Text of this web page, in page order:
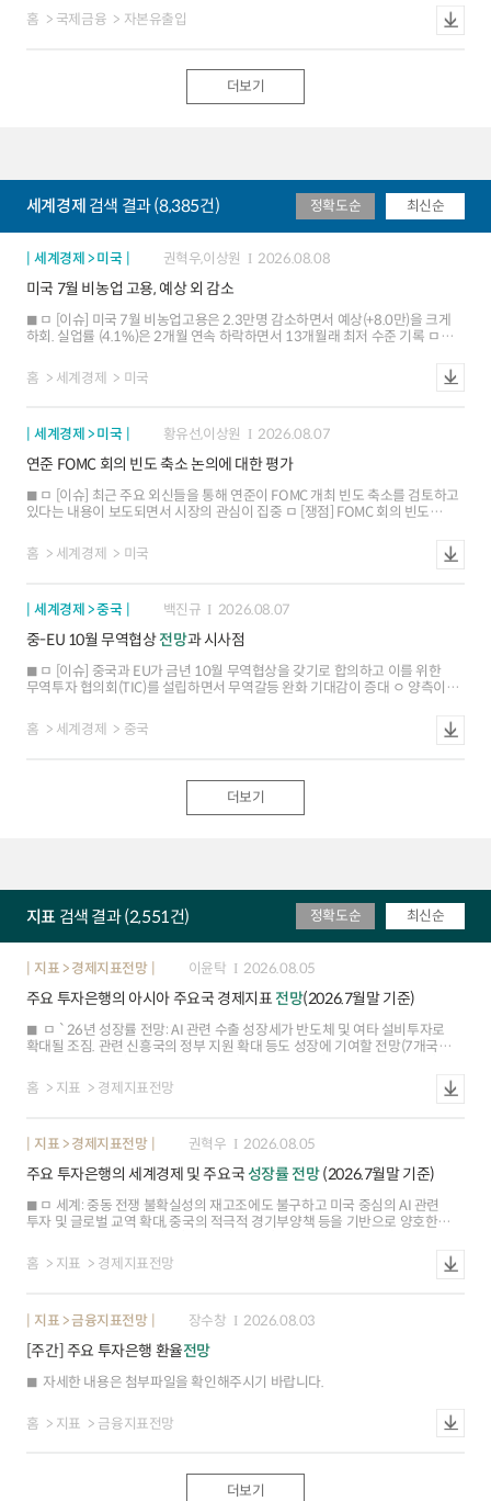
강세를 뒷받침하는 가운데, 증시 호조에 따른 자본유입도 달러화에 긍정적. 다만
보유액도 `24.8월 $17.2조에서 `26.5월 $24.5조로 확대. 해당 자금의
유입세는 AI 익스포저 확보 성격이며, 환헤지 비중이 크지 않은 것으로 평가 ㅁ
등을 통한 AI 익스포져 확대 ▲디지털 보안 관련 주식에 대한 관심 고조 등
홈 국제금융 자본유출입
더보기
세계경제 검색 결과 (8,385건) 정확도순 최신순
세계경제 > 미국 권혁우,이상원 2026.08.08
미국 7월 비농업 고용, 예상 외 감소
ㅁ [이슈] 미국 7월 비농업고용은 2.3만명 감소하면서 예상(+8.0만)을 크게
하회. 실업률 (4.1%)은 2개월 연속 하락하면서 13개월래 최저 수준 기록 ㅁ
추세가 재개되는 조짐. 실업률 하락은 주로 노동 공급 감소(경제활동참가율
하락 등)에 기인 ㅁ [시사점] 금번 고용 부진에도 불구하고 연준은 물가에 초점을
홈 세계경제 미국
세계경제 > 미국 황유선,이상원 2026.08.07
연준 FOMC 회의 빈도 축소 논의에 대한 평가
ㅁ [이슈] 최근 주요 외신들을 통해 연준이 FOMC 개최 빈도 축소를 검토하고
있다는 내용이 보도되면서 시장의 관심이 집중 ㅁ [쟁점] FOMC 회의 빈도
개최 빈도를 변경한 선례가 존재 ㅁ [평가] 연준이 FOMC 회의 빈도 또는 일정을
조정할 유인은 존재. 단, 시장에서는 통화정책 투명성 저하 등에 따른 혼란을
홈 세계경제 미국
세계경제 > 중국 백진규 2026.08.07
중-EU 10월 무역협상전망과 시사점
ㅁ [이슈] 중국과 EU가 금년 10월 무역협상을 갖기로 합의하고 이를 위한
무역투자 협의회(TIC)를 설립하면서 무역갈등 완화 기대감이 증대 ㅇ 양측이
배경] 유럽의 대중 무역적자가 크게 확대되면서 산업경쟁력 약화, 고용 불안
등의 문제가 부각. 또한 대외 불확실성 등으로 중국과 유럽의 협력 필요성도
불균형이 더욱 심화 ㅇ (산업경쟁력 약화) 중국산 저가제품 유입이 유럽
제조업의 가격경쟁을 심화시키면서 관련 산업의 투자 위축과 고용 둔화 등이
가시화되어 이를 조정할 필요 ㅇ (중-EU 협력 필요성) 한편, 미국의 무역규제가
협상이 제한적일 소지 ㅇ (대중 관세조정 전망) EU가 중국산 플러그인
하이브리드차와 화학제품 등의 관세를 인상하고 기존의 철강 우회수출 통제와
전자상거래 규제 등도 강화할 전망 ㅇ (공급망공정무역 협상 난항 예상) 반면, △
희토류 공급 안정 △과잉 보조금 문제 △지식재산권 보호 등은 타협이 어려워
이탈리아 등이 대중 강경 대응을 주장하나, 독일과 스페인 등은 신중한
무역격차가 다소 축소되겠으나, 유럽이 근본적인 대중 의존도를 해소하기는
등으로 유럽과의 제조수출 경쟁이 더욱 치열해지는 한편, 유럽의 대중 의존도도
지속되고 있어 금번 협상 이후에도 견제가 지속될 소지
홈 세계경제 중국
더보기
지표 검색 결과 (2,551건) 정확도순 최신순
지표 > 경제지표전망 이윤탁 2026.08.05
주요 투자은행의 아시아 주요국 경제지표 전망(2026.7월말 기준)
ㅁ `26년 성장률 전망: AI 관련 수출 성장세가 반도체 및 여타 설비투자로
확대될 조짐. 관련 신흥국의 정부 지원 확대 등도 성장에 기여할 전망(7개국▲,
한국(+0.2%p), 인도(+0.2%p), 태국(+0.2%p) 등 상승. 홍콩(-0.1%p) 하락 ㅇ
베트남(0.9%p): 2분기 성장률이 관광객 증가에 따른 소비 회복에 힘입어 8.1%
18.3%2Q 4.6%)와 소비(4.9%2.9%) 등이 둔화. 정부가 외자 유치를 위해
소지
홈 지표 경제지표전망
지표 > 경제지표전망 권혁우 2026.08.05
주요 투자은행의 세계경제 및 주요국성장률전망(2026.7월말 기준)
ㅁ 세계: 중동 전쟁 불확실성의 재고조에도 불구하고 미국 중심의 AI 관련
투자 및 글로벌 교역 확대, 중국의 적극적 경기부양책 등을 기반으로 양호한
민간수요 +3.9%, 3년래 최고, 전기비 연율)한 수준을 이어갔으나 AI
투자에기인한 수입 증가, 정부 지출 감소 등으로 2분기 성장률(1.5%, 예상
(7월 FOMC, 3인 인상 지지)됨에 따라 금리 인상 전망은 확대(주요 IB 10곳 중
속에서도 가계 소비(5월 소매판매 1.6%, 이전 0.9%, yoy) 성장세 강화,
경기선행지표 개선(7월 종합 PMI 51.9, 이전 50.0),국방비 지출 확대를 반영해
성장률 전망을 상향(J.P.Morgan) 경제활동이 예상보다 양호(2분기
2.8%, yoy)상승에 대한 경계심이 지속됨에 따라 ECB의 9월 추가 금리 인상이
지진에 의한 생산 차질 등 하방위험이 상존(Nomura) ㅇ 중국: AI를 비롯한 첨단
부문 중심의 제조업 강세(6월 수출 27%, yoy)가 성장을 견인. 지속되는 내수
홈 지표 경제지표전망
지표 > 금융지표전망 장수창 2026.08.03
[주간] 주요 투자은행 환율전망
자세한 내용은 첨부파일을 확인해주시기 바랍니다.
홈 지표 금융지표전망
더보기